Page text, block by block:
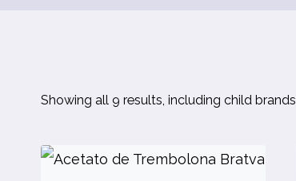
Showing all 9 results, including child brands